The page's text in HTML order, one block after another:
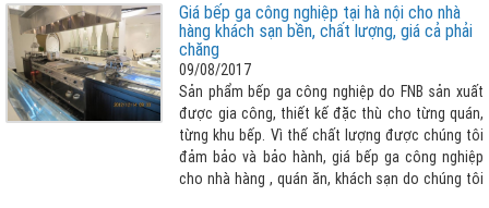
Giá bếp ga công nghiệp tại hà nội cho nhà
hàng khách sạn bền, chất lượng, giá cả phải
chăng
09/08/2017
Sản phẩm bếp ga công nghiệp do FNB sản xuất
được gia công, thiết kế đặc thù cho từng quán,
từng khu bếp. Vì thế chất lượng được chúng tôi
đảm bảo và bảo hành, giá bếp ga công nghiệp
cho nhà hàng , quán ăn, khách sạn do chúng tôi